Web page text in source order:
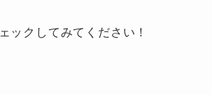
ックしてみてください！